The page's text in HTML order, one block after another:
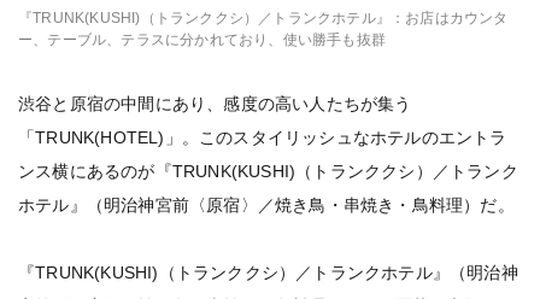
『TRUNK(KUSHI)（トランククシ）／トランクホテル』：お店はカウンタ
ー、テーブル、テラスに分かれており、使い勝手も抜群
渋谷と原宿の中間にあり、感度の高い人たちが集う
「TRUNK(HOTEL)」。このスタイリッシュなホテルのエントラ
ンス横にあるのが『TRUNK(KUSHI)（トランククシ）／トランク
ホテル』（明治神宮前〈原宿〉／焼き鳥・串焼き・鳥料理）だ。
『TRUNK(KUSHI)（トランククシ）／トランクホテル』（明治神